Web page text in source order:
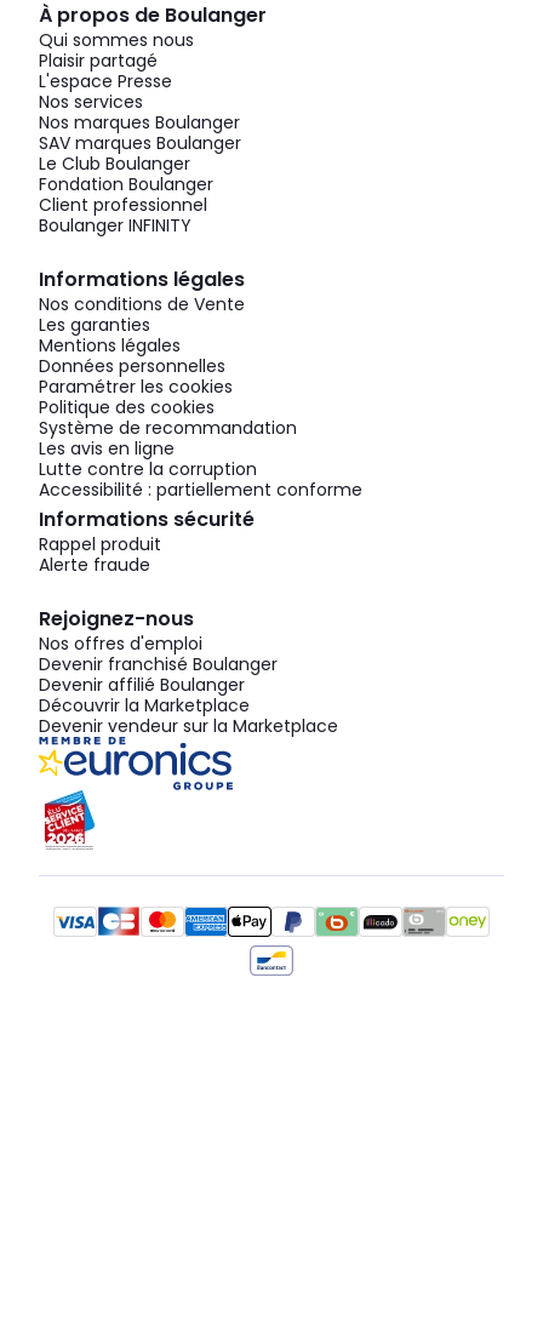
À propos de Boulanger
Qui sommes nous
Plaisir partagé
L'espace Presse
Nos services
Nos marques Boulanger
SAV marques Boulanger
Le Club Boulanger
Fondation Boulanger
Client professionnel
Boulanger INFINITY
Informations légales
Nos conditions de Vente
Les garanties
Mentions légales
Données personnelles
Paramétrer les cookies
Politique des cookies
Système de recommandation
Les avis en ligne
Lutte contre la corruption
Accessibilité : partiellement conforme
Informations sécurité
Rappel produit
Alerte fraude
Rejoignez-nous
Nos offres d'emploi
Devenir franchisé Boulanger
Devenir affilié Boulanger
Découvrir la Marketplace
Devenir vendeur sur la Marketplace